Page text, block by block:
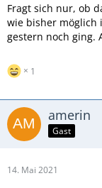
Fragt sich nur, ob
wie bisher möglich
gestern noch ging.
1
amerin
Gast
14. Mai 2021